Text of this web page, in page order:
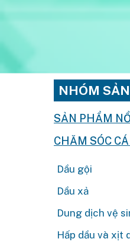
NHÓM
SẢN PHẨM
CHĂM SÓC
Dầu gội
Dầu xả
Dung dịch vệ
Hấp dầu và xịt